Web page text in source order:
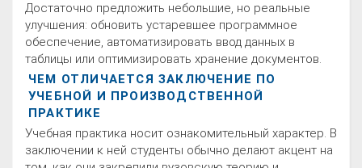
Достаточно предложить небольшие, но реальные
улучшения: обновить устаревшее программное
обеспечение, автоматизировать ввод данных в
таблицы или оптимизировать хранение документов.
ЧЕМ ОТЛИЧАЕТСЯ ЗАКЛЮЧЕНИЕ ПО
УЧЕБНОЙ И ПРОИЗВОДСТВЕННОЙ
ПРАКТИКЕ
Учебная практика носит ознакомительный характер. В
заключении к ней студенты обычно делают акцент на